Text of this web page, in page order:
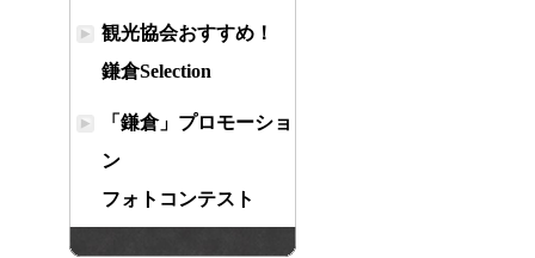
観光協会おすすめ！
鎌倉Selection
「鎌倉」プロモーショ
ン
フォトコンテスト